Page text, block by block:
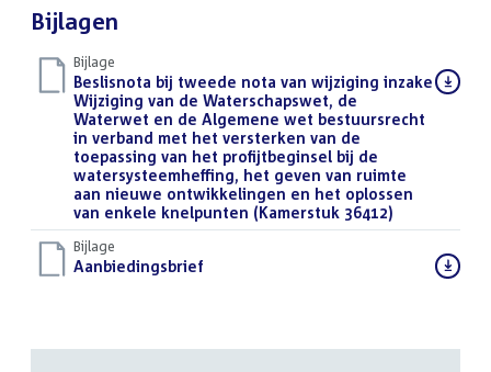
Bijlagen
Bijlage
Download
bestand:
Beslisnota bij tweede nota van wijziging inzake
Wijziging van de Waterschapswet, de
Waterwet en de Algemene wet bestuursrecht
in verband met het versterken van de
toepassing van het profijtbeginsel bij de
watersysteemheffing, het geven van ruimte
aan nieuwe ontwikkelingen en het oplossen
van enkele knelpunten (Kamerstuk 36412)
Bijlage
Download
Aanbiedingsbrief